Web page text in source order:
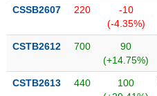
CSSB2607 220
-10
(-4.35%)
CSTB2612 700
90
(+14.75%)
CSTB2613 440
100
tạo